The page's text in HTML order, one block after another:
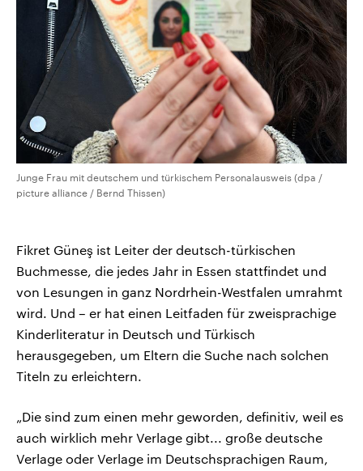
Junge Frau mit deutschem und türkischem Personalausweis (dpa /
picture alliance / Bernd Thissen)
Fikret Güneş ist Leiter der deutsch-türkischen
Buchmesse, die jedes Jahr in Essen stattfindet und
von Lesungen in ganz Nordrhein-Westfalen umrahmt
wird. Und – er hat einen Leitfaden für zweisprachige
Kinderliteratur in Deutsch und Türkisch
herausgegeben, um Eltern die Suche nach solchen
Titeln zu erleichtern.
„Die sind zum einen mehr geworden, definitiv, weil es
auch wirklich mehr Verlage gibt... große deutsche
Verlage oder Verlage im Deutschsprachigen Raum,